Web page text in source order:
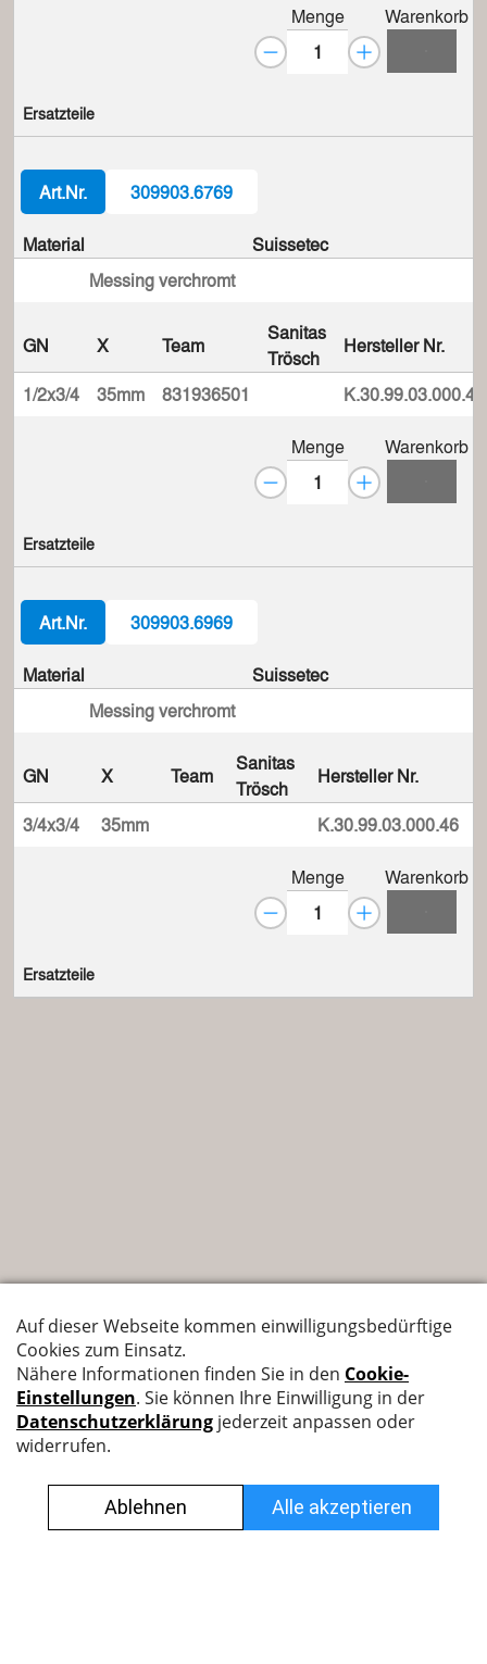
Menge Warenkorb
Ersatzteile
Art.Nr. 309903.6769
Material
Messing verchromt
Suissetec
GN X Team
Sanitas
Trösch
Hersteller Nr.
1/2x3/4
35mm 831936501 K.30.99.03.000.44
Menge Warenkorb
Ersatzteile
Art.Nr. 309903.6969
Material
Messing verchromt
Suissetec
GN X Team
Sanitas
Trösch
Hersteller Nr.
3/4x3/4
35mm K.30.99.03.000.46
Menge Warenkorb
Ersatzteile
Nyffenegger Armaturen AG
Leutschenbachstrasse 38